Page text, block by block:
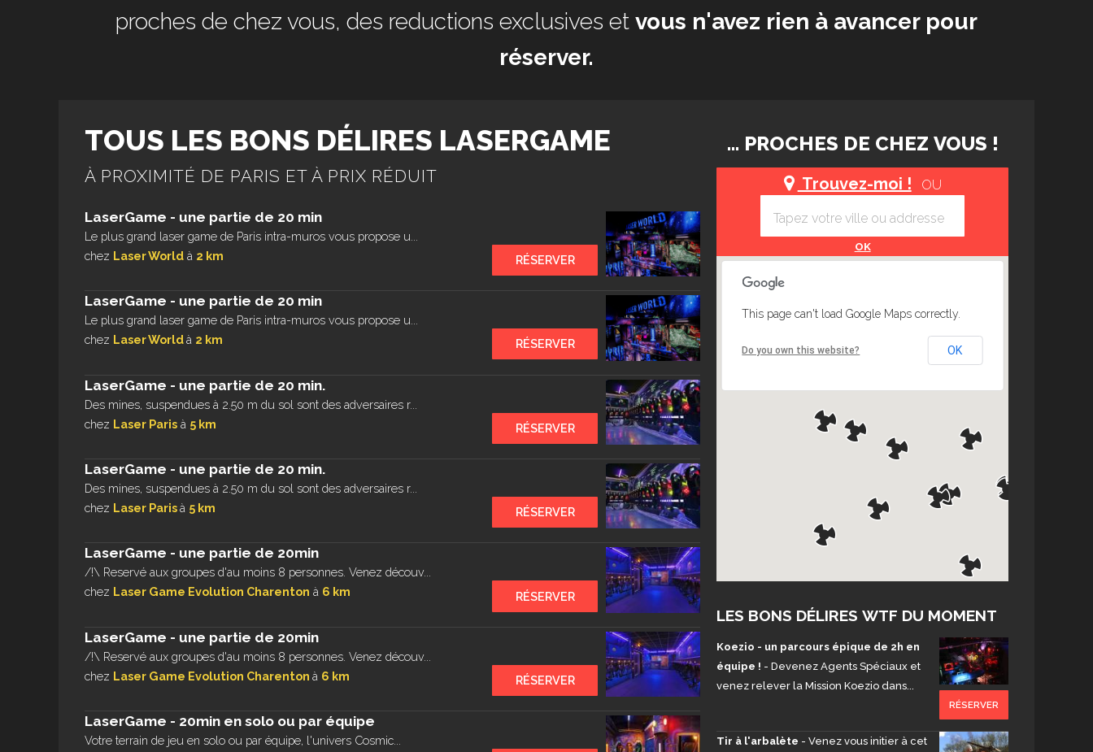
proches de chez vous, des reductions exclusives et vous n'avez rien à avancer pour
réserver.
TOUS LES BONS DÉLIRES LASERGAME
À PROXIMITÉ DE PARIS ET À PRIX RÉDUIT
LaserGame - une partie de 20 min
Le plus grand laser game de Paris intra-muros vous propose u...
chez Laser World à 2 km RÉSERVER
LaserGame - une partie de 20 min
Le plus grand laser game de Paris intra-muros vous propose u...
chez Laser Worldà 2 km RÉSERVER
LaserGame - une partie de 20 min.
Des mines, suspendues à 2.50 m du sol sont des adversaires r...
chez Laser Paris à 5 km RÉSERVER
LaserGame - une partie de 20 min.
Des mines, suspendues à 2.50 m du sol sont des adversaires r...
chez Laser Parisà 5 km RÉSERVER
LaserGame - une partie de 20min
/!\ Reservé aux groupes d'au moins 8 personnes. Venez découv...
chez Laser Game Evolution Charenton à 6 km RÉSERVER
LaserGame - une partie de 20min
/!\ Reservé aux groupes d'au moins 8 personnes. Venez découv...
chez Laser Game Evolution Charenton à 6 km RÉSERVER
LaserGame - 20min en solo ou par équipe
Votre terrain de jeu en solo ou par équipe, l'univers Cosmic...
... PROCHES DE CHEZ VOUS !
Trouvez-moi ! OU
OK
This page can't load Google Maps correctly.
Do you own this website? OK
LES BONS DÉLIRES WTF DU MOMENT
Koezio - un parcours épique de 2h en
équipe ! - Devenez Agents Spéciaux et
venez relever la Mission Koezio dans...
RÉSERVER
Tir à l'arbalète - Venez vous initier à cet